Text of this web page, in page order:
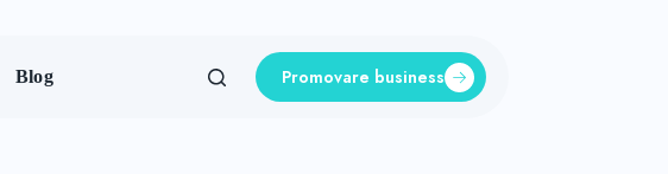
Blog Promovare business